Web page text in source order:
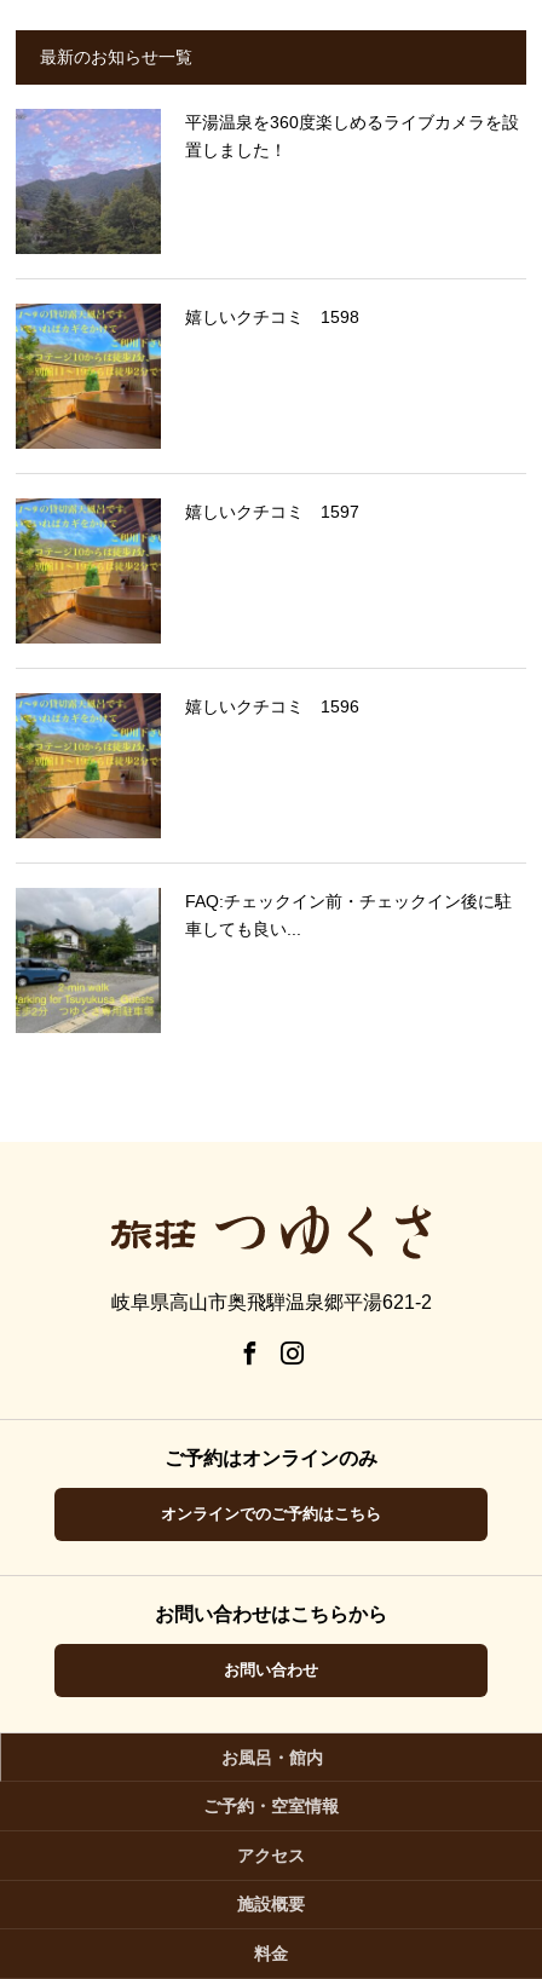
最新のお知らせ一覧
平湯温泉を360度楽しめるライブカメラを設
置しました！
嬉しいクチコミ 1598
嬉しいクチコミ 1597
嬉しいクチコミ 1596
FAQ:チェックイン前・チェックイン後に駐
車しても良い...
岐阜県高山市奥飛騨温泉郷平湯621-2
ご予約はオンラインのみ
オンラインでのご予約はこちら
お問い合わせはこちらから
お問い合わせ
お風呂・館内
ご予約・空室情報
アクセス
施設概要
料金